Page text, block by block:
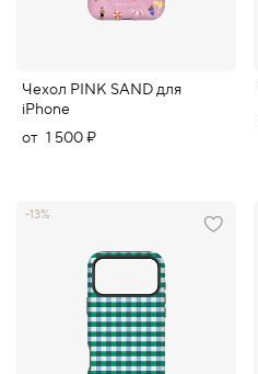
Чехол PINK SAND для
iPhone
от 1 500 ₽
-13%